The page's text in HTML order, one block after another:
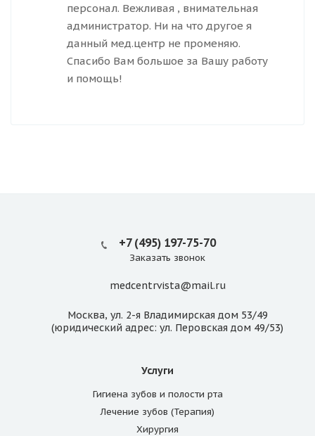
персонал. Вежливая , внимательная
администратор. Ни на что другое я
данный мед.центр не променяю.
Спасибо Вам большое за Вашу работу
и помощь!
+7 (495) 197-75-70
Заказать звонок
medcentrvista@mail.ru
Москва, ул. 2-я Владимирская дом 53/49
(юридический адрес: ул. Перовская дом 49/53)
Услуги
Гигиена зубов и полости рта
Лечение зубов (Терапия)
Хирургия